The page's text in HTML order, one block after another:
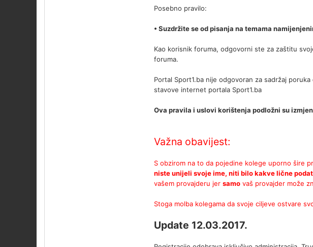
Posebno pravilo:
• Suzdržite se od pisanja na temama
Kao korisnik foruma, odgovorni ste za zaštitu
foruma.
Portal Sport1.ba nije odgovoran za sadržaj
stavove internet portala Sport1.ba
Ova pravila i uslovi korištenja podložni su
Važna obavijest:
S obzirom na to da pojedine kolege uporno šire
niste unijeli svoje ime, niti bilo kakve lične
vašem provajderu jer samo vaš provajder može
Stoga molba kolegama da svoje ciljeve ostvare
Update 12.03.2017.